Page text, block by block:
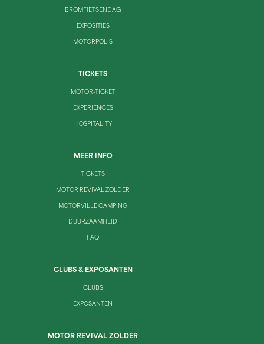
BROMFIETSENDAG
EXPOSITIES
MOTORPOLIS
TICKETS
MOTOR-TICKET
EXPERIENCES
HOSPITALITY
MEER INFO
TICKETS
MOTOR REVIVAL ZOLDER
MOTORVILLE CAMPING
DUURZAAMHEID
FAQ
CLUBS & EXPOSANTEN
CLUBS
EXPOSANTEN
MOTOR REVIVAL ZOLDER